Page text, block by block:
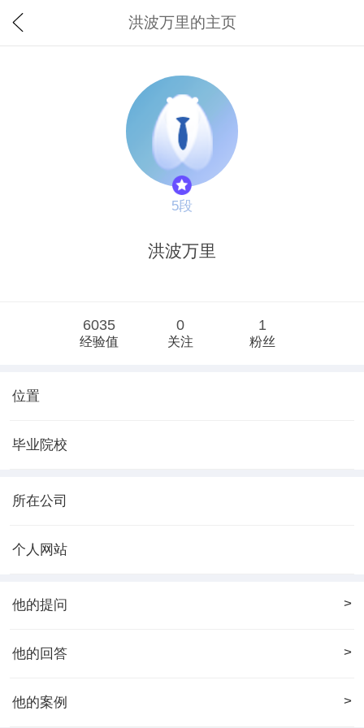
洪波万里的主页
5段
洪波万里
6035
经验值
0
关注
1
粉丝
位置
毕业院校
所在公司
个人网站
他的提问 >
他的回答 >
他的案例 >